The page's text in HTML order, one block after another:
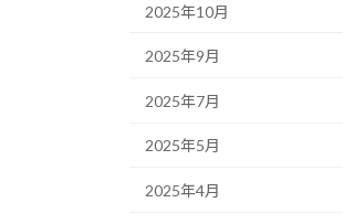
2025年10月
2025年9月
2025年7月
2025年5月
2025年4月